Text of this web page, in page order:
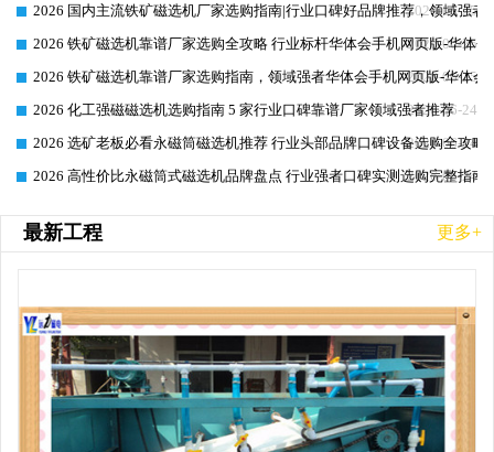
2026-06-25
2026 国内主流铁矿磁选机厂家选购指南|行业口碑好品牌推荐，领域强者
2026-06-25
2026 铁矿磁选机靠谱厂家选购全攻略 行业标杆华体会手机网页版-华体
2026-06-25
2026 铁矿磁选机靠谱厂家选购指南，领域强者华体会手机网页版-华体会
2026-06-24
2026 化工强磁磁选机选购指南 5 家行业口碑靠谱厂家领域强者推荐
2026-06-24
2026 选矿老板必看永磁筒磁选机推荐 行业头部品牌口碑设备选购全攻略
2026-06-24
2026 高性价比永磁筒式磁选机品牌盘点 行业强者口碑实测选购完整指南
最新工程 更多+